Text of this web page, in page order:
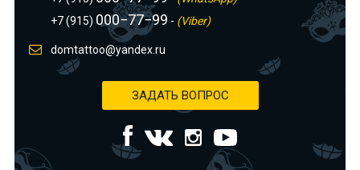
+7 (915) 000−77−99 - (Viber)
domtattoo@yandex.ru
ЗАДАТЬ ВОПРОС